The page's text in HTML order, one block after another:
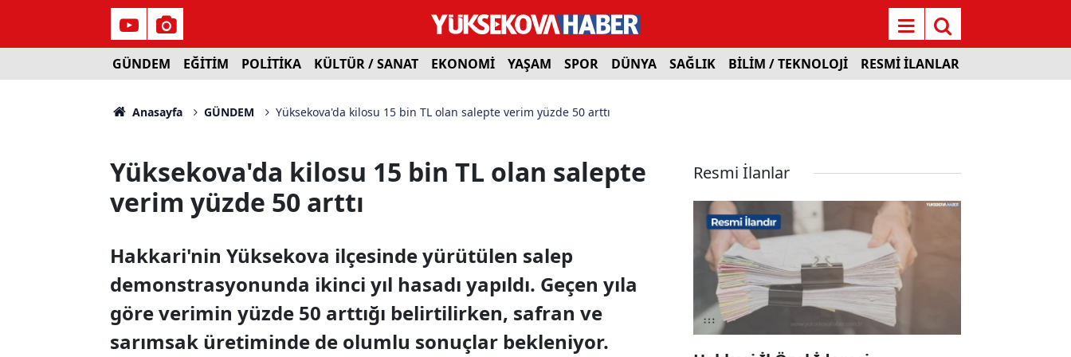
GÜNDEM EĞİTİM POLİTİKA KÜLTÜR / SANAT EKONOMİ YAŞAM SPOR DÜNYA SAĞLIK BİLİM / TEKNOLOJİ RESMİ İLANLAR
Anasayfa GÜNDEM Yüksekova'da kilosu 15 bin TL olan salepte verim yüzde 50 arttı
Yüksekova'da kilosu 15 bin TL olan salepte
verim yüzde 50 arttı
Hakkari'nin Yüksekova ilçesinde yürütülen salep
demonstrasyonunda ikinci yıl hasadı yapıldı. Geçen yıla
göre verimin yüzde 50 arttığı belirtilirken, safran ve
sarımsak üretiminde de olumlu sonuçlar bekleniyor.
Resmi İlanlar